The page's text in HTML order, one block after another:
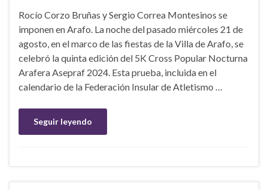
Rocío Corzo Bruñas y Sergio Correa Montesinos se
imponen en Arafo. La noche del pasado miércoles 21 de
agosto, en el marco de las fiestas de la Villa de Arafo, se
celebró la quinta edición del 5K Cross Popular Nocturna
Arafera Asepraf 2024. Esta prueba, incluida en el
calendario de la Federación Insular de Atletismo …
Seguir leyendo